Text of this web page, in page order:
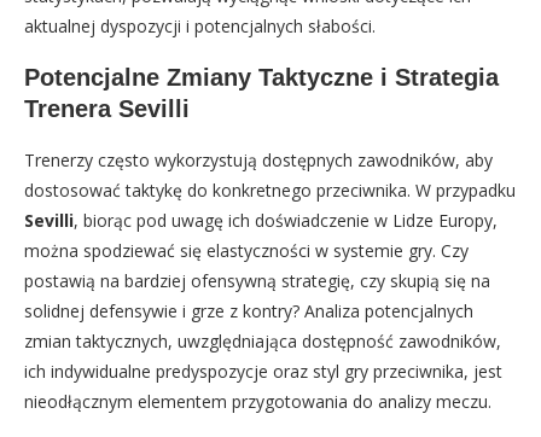
aktualnej dyspozycji i potencjalnych słabości.
Potencjalne Zmiany Taktyczne i Strategia
Trenera Sevilli
Trenerzy często wykorzystują dostępnych zawodników, aby
dostosować taktykę do konkretnego przeciwnika. W przypadku
Sevilli, biorąc pod uwagę ich doświadczenie w Lidze Europy,
można spodziewać się elastyczności w systemie gry. Czy
postawią na bardziej ofensywną strategię, czy skupią się na
solidnej defensywie i grze z kontry? Analiza potencjalnych
zmian taktycznych, uwzględniająca dostępność zawodników,
ich indywidualne predyspozycje oraz styl gry przeciwnika, jest
nieodłącznym elementem przygotowania do analizy meczu.